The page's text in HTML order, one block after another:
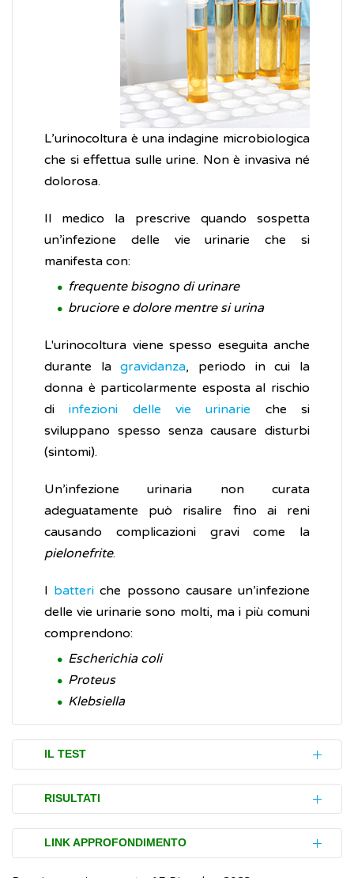
L’urinocoltura è una indagine microbiologica
che si effettua sulle urine. Non è invasiva né
dolorosa.
Il medico la prescrive quando sospetta
un’infezione delle vie urinarie che si
manifesta con:
frequente bisogno di urinare
bruciore e dolore mentre si urina
L'urinocoltura viene spesso eseguita anche
durante lagravidanza, periodo in cui la
donna è particolarmente esposta al rischio
diinfezioni delle vie urinarie che si
sviluppano spesso senza causare disturbi
(sintomi).
Un’infezione urinaria non curata
adeguatamente può risalire fino ai reni
causando complicazioni gravi come la
pielonefrite.
I batteri che possono causare un’infezione
delle vie urinarie sono molti, ma i più comuni
comprendono:
Escherichia coli
Proteus
Klebsiella
IL TEST
Per effettuare l’urinocoltura non è
necessaria alcuna preparazione particolare.
È sufficiente acquistare in farmacia, o
parafarmacia, un apposito contenitore
RISULTATI
Se il risultato dell’urinocoltura è definito
positivosignifica che si è sviluppato un
LINK APPROFONDIMENTO